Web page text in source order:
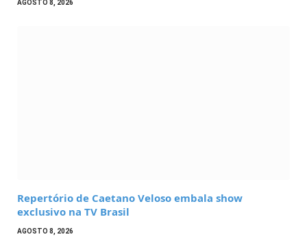
AGOSTO 8, 2026
Repertório de Caetano Veloso embala show
exclusivo na TV Brasil
AGOSTO 8, 2026